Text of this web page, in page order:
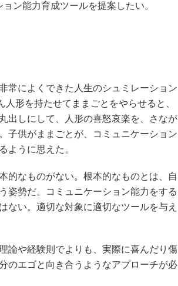
ン能力育成ツールを提案したい。
常によくできた人生のシュミレーション
形を持たせてままごとをやらせると、
出しにして、人形の喜怒哀楽を、さなが
子供がままごとが、コミュニケーション
ように思えた。
なものがない。根本的なものとは、自
姿勢だ。コミュニケーション能力をする
ない。適切な対象に適切なツールを与え
論や経験則でよりも、実際に喜んだり傷
のエゴと向き合うようなアプローチが必